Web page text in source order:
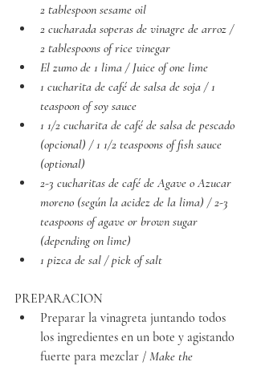
2 tablespoon sesame oil
2 cucharada soperas de vinagre de arroz /
2 tablespoons of rice vinegar
El zumo de 1 lima / Juice of one lime
1 cucharita de café de salsa de soja / 1
teaspoon of soy sauce
1 1/2 cucharita de café de salsa de pescado
(opcional) / 1 1/2 teaspoons of fish sauce
(optional)
2-3 cucharitas de café de Agave o Azucar
moreno (según la acidez de la lima) / 2-3
teaspoons of agave or brown sugar
(depending on lime)
1 pizca de sal / pick of salt
PREPARACION
Preparar la vinagreta juntando todos
los ingredientes en un bote y agistando
fuerte para mezclar / Make the